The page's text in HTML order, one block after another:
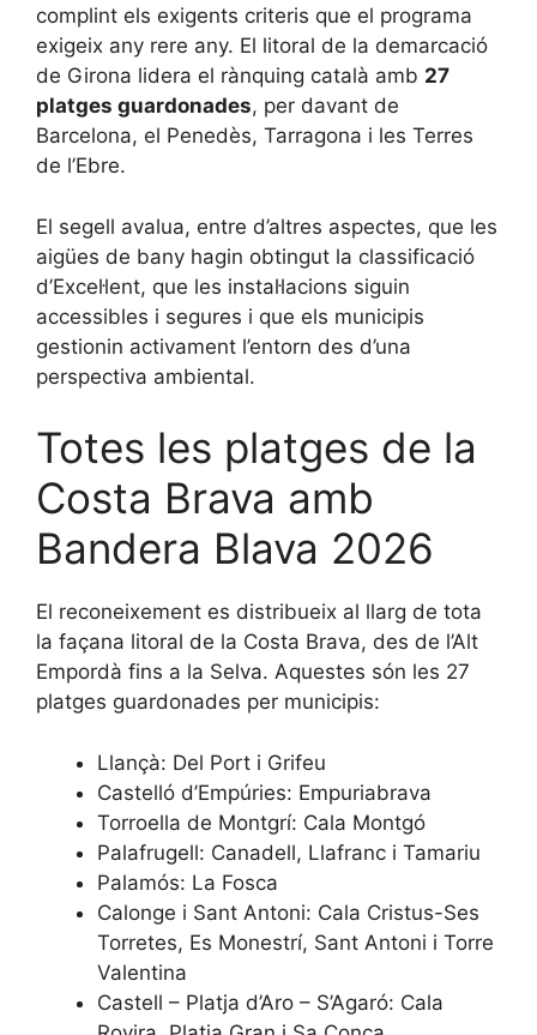
complint els exigents criteris que el programa
exigeix any rere any. El litoral de la demarcació
de Girona lidera el rànquing català amb 27
platges guardonades, per davant de
Barcelona, el Penedès, Tarragona i les Terres
de l’Ebre.
El segell avalua, entre d’altres aspectes, que les
aigües de bany hagin obtingut la classificació
d’Excel·lent, que les instal·lacions siguin
accessibles i segures i que els municipis
gestionin activament l’entorn des d’una
perspectiva ambiental.
Totes les platges de la
Costa Brava amb
Bandera Blava 2026
El reconeixement es distribueix al llarg de tota
la façana litoral de la Costa Brava, des de l’Alt
Empordà fins a la Selva. Aquestes són les 27
platges guardonades per municipis:
Llançà: Del Port i Grifeu
Castelló d’Empúries: Empuriabrava
Torroella de Montgrí: Cala Montgó
Palafrugell: Canadell, Llafranc i Tamariu
Palamós: La Fosca
Calonge i Sant Antoni: Cala Cristus-Ses
Torretes, Es Monestrí, Sant Antoni i Torre
Valentina
Castell – Platja d’Aro – S’Agaró: Cala